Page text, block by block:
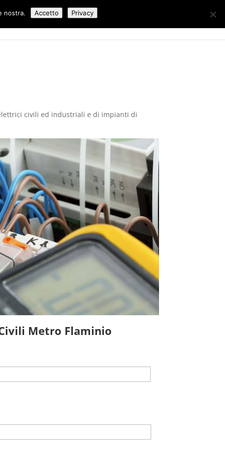
Lavori Eseguiti Blog
civili ed industriali e di impianti di
Metro Flaminio
nostra. Accetto Privacy